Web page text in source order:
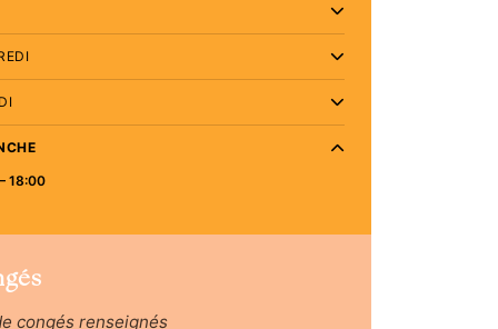
18:00
congés renseignés